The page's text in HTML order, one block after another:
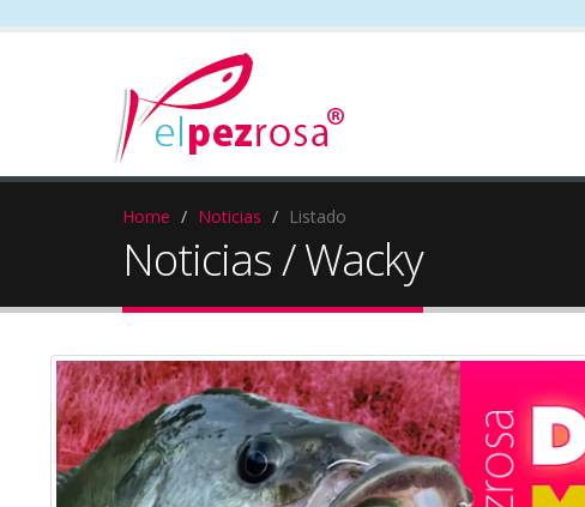
Home Noticias Listado
Noticias / Wacky